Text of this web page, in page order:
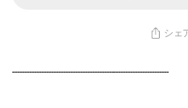
シェ
-----------------------------------------------------------------